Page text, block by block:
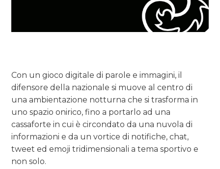
Con un gioco digitale di parole e immagini, il
difensore della nazionale si muove al centro di
una ambientazione notturna che si trasforma in
uno spazio onirico, fino a portarlo ad una
cassaforte in cui è circondato da una nuvola di
informazioni e da un vortice di notifiche, chat,
tweet ed emoji tridimensionali a tema sportivo e
non solo.